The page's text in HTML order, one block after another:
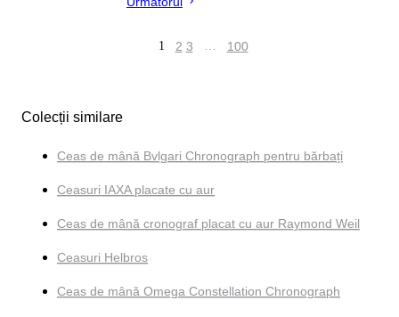
1 2 3 … 100
Colecții similare
Ceas de mână Bvlgari Chronograph pentru bărbați
Ceasuri IAXA placate cu aur
Ceas de mână cronograf placat cu aur Raymond Weil
Ceasuri Helbros
Ceas de mână Omega Constellation Chronograph